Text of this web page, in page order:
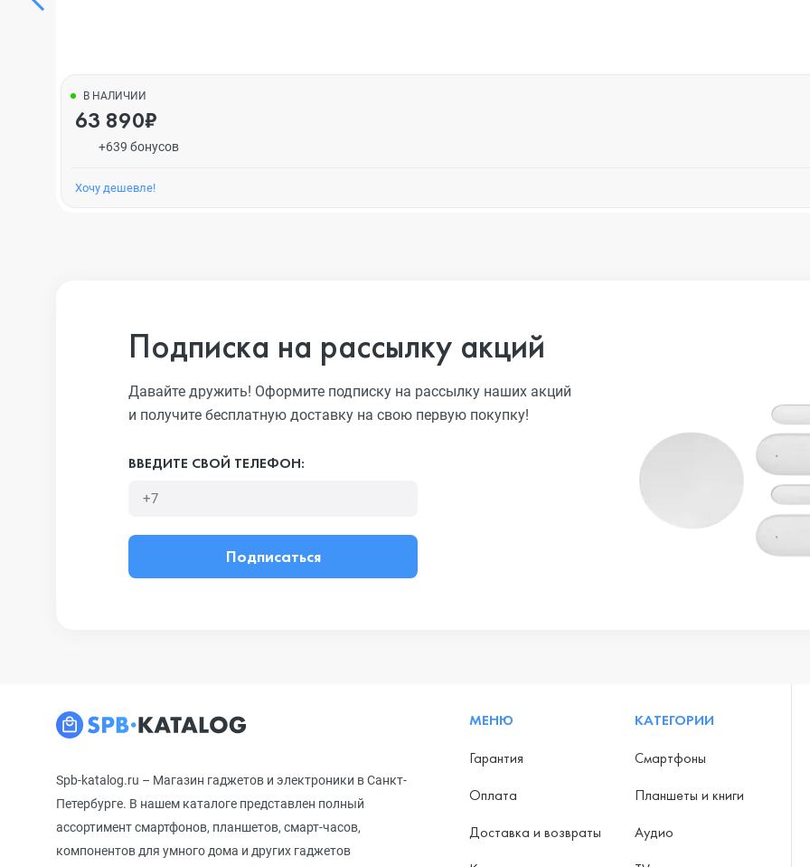
В НАЛИЧИИ
63 890₽
+639 бонусов
Хочу дешевле!
Подписка на рассылку акций
Давайте дружить! Оформите подписку на рассылку наших акций
и получите бесплатную доставку на свою первую покупку!
ВВЕДИТЕ СВОЙ ТЕЛЕФОН:
Подписаться
Spb-katalog.ru – Магазин гаджетов и электроники в Санкт-
Петербурге. В нашем каталоге представлен полный
ассортимент смартфонов, планшетов, смарт-часов,
компонентов для умного дома и других гаджетов
МЕНЮ
Гарантия
Оплата
Доставка и возвраты
КАТЕГОРИИ
Смартфоны
Планшеты и книги
Аудио